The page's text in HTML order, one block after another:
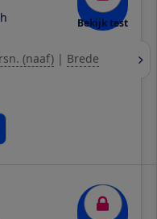
Bekijk test
(naaf) | Brede